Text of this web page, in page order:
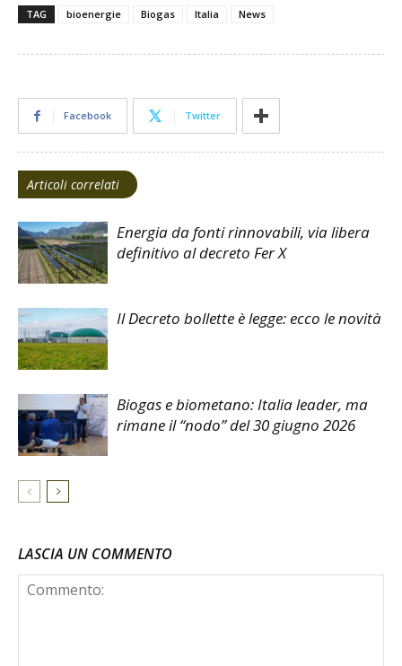
TAG bioenergie Biogas Italia News
Facebook Twitter
Articoli correlati
Energia da fonti rinnovabili, via libera
definitivo al decreto Fer X
Il Decreto bollette è legge: ecco le novità
Biogas e biometano: Italia leader, ma
rimane il “nodo” del 30 giugno 2026
LASCIA UN COMMENTO